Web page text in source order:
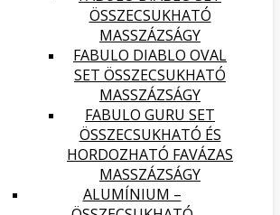
ÖSSZECSUKHATÓ
MASSZÁZSÁGY
FABULO DIABLO OVAL
SET ÖSSZECSUKHATÓ
MASSZÁZSÁGY
FABULO GURU SET
ÖSSZECSUKHATÓ ÉS
HORDOZHATÓ FAVÁZAS
MASSZÁZSÁGY
ALUMÍNIUM –